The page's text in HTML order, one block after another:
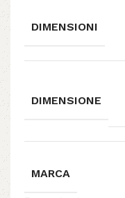
DIMENSIONI
DIMENSIONE
MARCA